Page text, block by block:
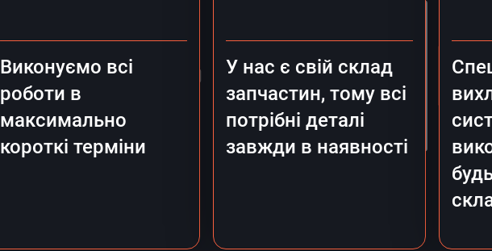
Виконуємо всі
роботи в
максимально
короткі терміни
У нас є свій склад
запчастин, тому всі
потрібні деталі
завжди в наявності